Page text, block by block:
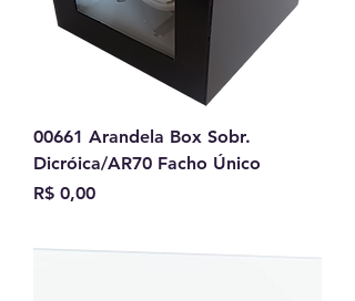
00661 Arandela Box Sobr.
Dicróica/AR70 Facho Único
Preço
R$ 0,00